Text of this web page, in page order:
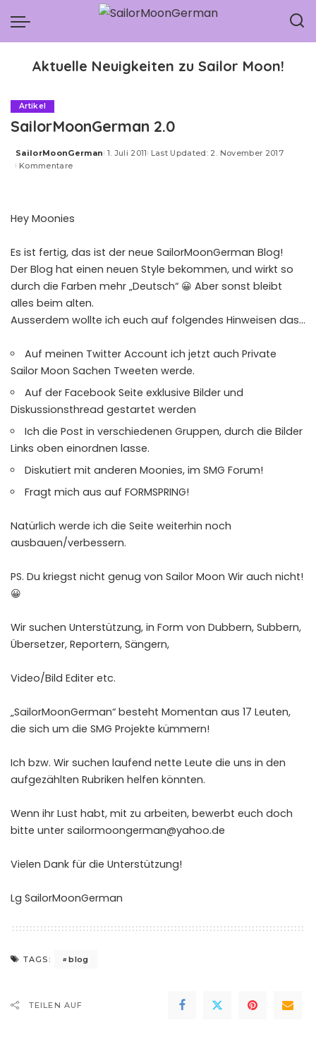
Aktuelle Neuigkeiten zu Sailor Moon!
Artikel
SailorMoonGerman 2.0
Posted
by
SailorMoonGerman 1. Juli 2011 Last Updated: 2. November 2017
Kommentare
Hey Moonies
Es ist fertig, das ist der neue SailorMoonGerman Blog!
Der Blog hat einen neuen Style bekommen, und wirkt so
durch die Farben mehr „Deutsch“ 😀 Aber sonst bleibt
alles beim alten.
Ausserdem wollte ich euch auf folgendes Hinweisen das…
Auf meinen Twitter Account ich jetzt auch Private
Sailor Moon Sachen Tweeten werde.
Auf der Facebook Seite exklusive Bilder und
Diskussionsthread gestartet werden
Ich die Post in verschiedenen Gruppen, durch die Bilder
Links oben einordnen lasse.
Diskutiert mit anderen Moonies, im SMG Forum!
Fragt mich aus aufFORMSPRING!
Natürlich werde ich die Seite weiterhin noch
ausbauen/verbessern.
PS. Du kriegst nicht genug von Sailor Moon Wir auch nicht!
😀
Wir suchen Unterstützung, in Form von Dubbern, Subbern,
Übersetzer, Reportern, Sängern,
Video/Bild Editer etc.
„SailorMoonGerman“ besteht Momentan aus 17 Leuten,
die sich um die SMG Projekte kümmern!
Ich bzw. Wir suchen laufend nette Leute die uns in den
aufgezählten Rubriken helfen könnten.
Wenn ihr Lust habt, mit zu arbeiten, bewerbt euch doch
bitte unter sailormoongerman@yahoo.de
Vielen Dank für die Unterstützung!
Lg SailorMoonGerman
TAGS: blog
TEILEN AUF